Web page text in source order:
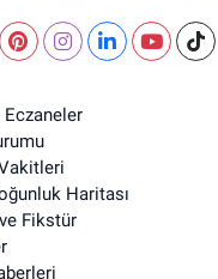
Eczaneler
Haritası
Fikstür